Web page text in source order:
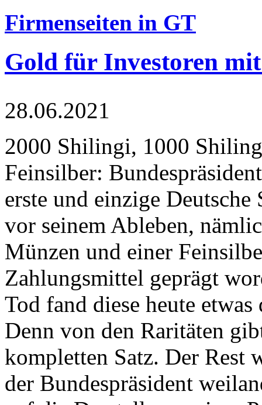
Firmenseiten in GT
Gold für Investoren
28.06.2021
2000 Shilingi, 1000
Feinsilber:
erste und einzige Deutsche
vor seinem Ableben,
Münzen und einer
Zahlungsmittel geprägt
Tod fand diese heute
Denn von den Raritäten
kompletten Satz. Der Rest
der Bundespräsident